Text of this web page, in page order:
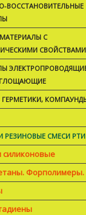
ВОССТАНОВИТЕЛЬНЫЕ
С
СВОЙСТВАМИ
ГЕРМЕТИКИ,
РЕЗИНОВЫЕ СМЕСИ РТИ
силиконовые
Форполимеры.